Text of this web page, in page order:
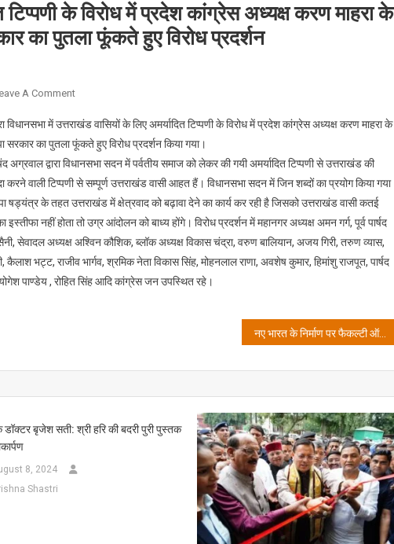
टिप्पणी के विरोध में प्रदेश कांग्रेस अध्यक्ष करण माहरा के
का पुतला फूंकते हुए विरोध प्रदर्शन
A CommentOn
वासियों
के
लिए
अमर्यादित
टिप्पणी
के
विरोध
प्रदेश
पर
द्वारा
सरकार
विधानसभा में उत्तराखंड वासियों के लिए अमर्यादित टिप्पणी के विरोध में प्रदेश कांग्रेस अध्यक्ष करण माहरा के
सरकार का पुतला फूंकते हुए विरोध प्रदर्शन किया गया।
द्वारा विधानसभा सदन में पर्वतीय समाज को लेकर की गयी अमर्यादित टिप्पणी से उत्तराखंड की
वाली टिप्पणी से सम्पूर्ण उत्तराखंड वासी आहत हैं। विधानसभा सदन में जिन शब्दों का प्रयोग किया गया
के तहत उत्तराखंड में क्षेत्रवाद को बढ़ावा देने का कार्य कर रही है जिसको उत्तराखंड वासी कतई
नहीं होता तो उग्र आंदोलन को बाध्य होंगे। विरोध प्रदर्शन में महानगर अध्यक्ष अमन गर्ग, पूर्व पार्षद
सेवादल अध्यक्ष अश्विन कौशिक, ब्लॉक अध्यक्ष विकास चंद्रा, वरुण बालियान, अजय गिरी, तरुण व्यास,
कैलाश भट्ट, राजीव भार्गव, श्रमिक नेता विकास सिंह, मोहनलाल राणा, अवशेष कुमार, हिमांशु राजपूत, पार्षद
पाण्डेय , रोहित सिंह आदि कांग्रेस जन उपस्थित रहे।
नए भारत के निर्माण पर फैकल्टी ऑफ इंजीनियरिंग एंड टेक्नोलॉजी, गुरुकुल कांगड़ी विश्वविद्यालय के डीन का संदेश
बृजेश सती: श्री हरि की बदरी पुरी पुस्तक
8, 2024
Shastri